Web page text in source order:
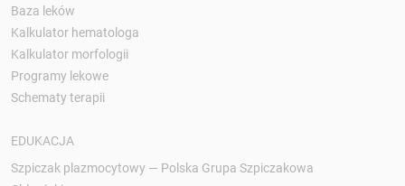
Baza leków
Kalkulator hematologa
Kalkulator morfologii
Programy lekowe
Schematy terapii
EDUKACJA
Szpiczak plazmocytowy — Polska Grupa Szpiczakowa